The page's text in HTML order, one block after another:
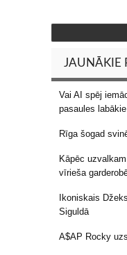
JAUNĀKIE
Vai AI spēj
pasaules
Rīga šogad
Kāpēc
vīrieša
Ikoniskais
Siguldā
A$AP Rocky